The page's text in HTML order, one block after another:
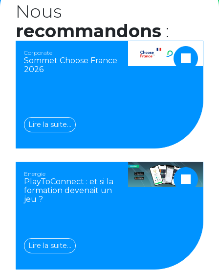
Nous
recommandons :
Corporate
Sommet Choose France
2026
Lire la suite…
Energie
PlayToConnect : et si la
formation devenait un
jeu ?
Lire la suite…